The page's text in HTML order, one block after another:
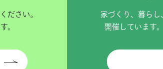
ださい。
。
家づくり、暮らし
開催しています